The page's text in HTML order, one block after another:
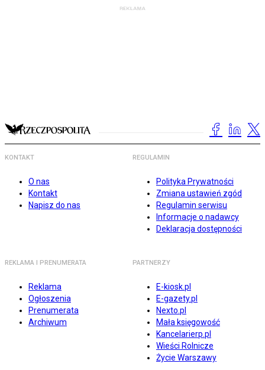
KONTAKT
O nas
Kontakt
Napisz do nas
REGULAMIN
Polityka Prywatności
Zmiana ustawień zgód
Regulamin serwisu
Informacje o nadawcy
Deklaracja dostępności
REKLAMA I PRENUMERATA
Reklama
Ogłoszenia
Prenumerata
Archiwum
PARTNERZY
E-kiosk.pl
E-gazety.pl
Nexto.pl
Mała księgowość
Kancelarierp.pl
Wieści Rolnicze
Życie Warszawy